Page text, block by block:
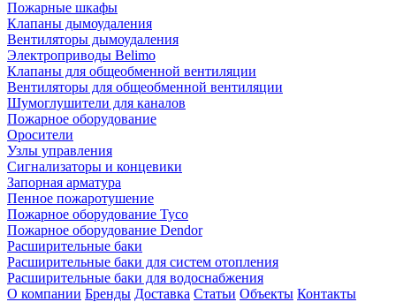
Пожарные шкафы
Клапаны дымоудаления
Вентиляторы дымоудаления
Электроприводы Belimo
Клапаны для общеобменной вентиляции
Вентиляторы для общеобменной вентиляции
Шумоглушители для каналов
Пожарное оборудование
Оросители
Узлы управления
Сигнализаторы и концевики
Запорная арматура
Пенное пожаротушение
Пожарное оборудование Tyco
Пожарное оборудование Dendor
Расширительные баки
Расширительные баки для систем отопления
Расширительные баки для водоснабжения
О компании Бренды Доставка Статьи Объекты Контакты